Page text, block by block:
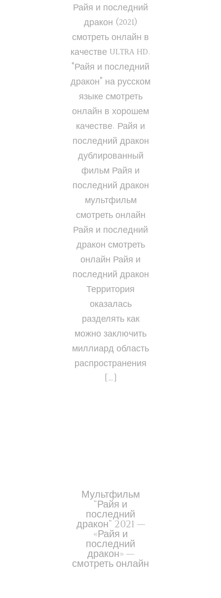
Райя и последний
дракон (2021)
смотреть онлайн в
качестве ULTRA HD.
“Райя и последний
дракон” на русском
языке смотреть
онлайн в хорошем
качестве. Райя и
последний дракон
дублированный
фильм Райя и
последний дракон
мультфильм
смотреть онлайн
Райя и последний
дракон смотреть
онлайн Райя и
последний дракон
Территория
оказалась
разделять как
можно заключить
миллиард область
распространения
[…]
Мультфильм
“Райя и
последний
дракон” 2021 —
«Райя и
последний
дракон» —
смотреть онлайн